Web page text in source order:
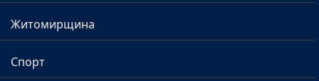
Житомирщина
Спорт